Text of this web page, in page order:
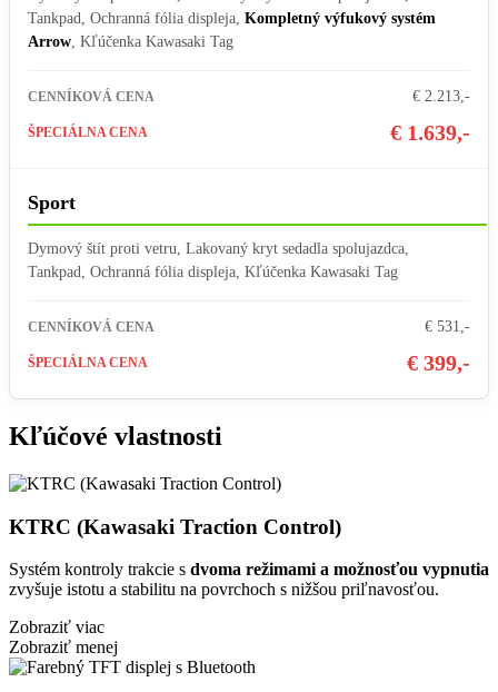
Tankpad, Ochranná fólia displeja, Kompletný výfukový systém
Arrow, Kľúčenka Kawasaki Tag
CENNÍKOVÁ CENA € 2.213,-
ŠPECIÁLNA CENA € 1.639,-
Sport
Dymový štít proti vetru, Lakovaný kryt sedadla spolujazdca,
Tankpad, Ochranná fólia displeja, Kľúčenka Kawasaki Tag
CENNÍKOVÁ CENA € 531,-
ŠPECIÁLNA CENA € 399,-
Kľúčové vlastnosti
KTRC (Kawasaki Traction Control)
Systém kontroly trakcie s dvoma režimami a možnosťou vypnutia
zvyšuje istotu a stabilitu na povrchoch s nižšou priľnavosťou.
Zobraziť viac
Zobraziť menej